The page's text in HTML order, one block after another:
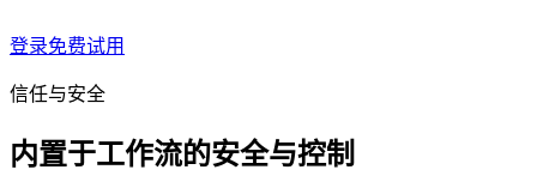
登录免费试用
信任与安全
内置于工作流的安全与控制